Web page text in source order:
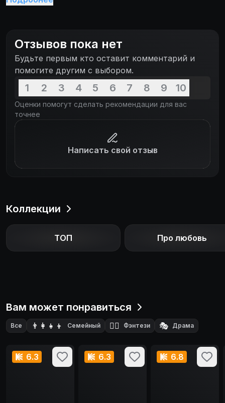
Отзывов пока нет
Будьте первым кто оставит комментарий и
помогите другим с выбором.
1 2 3 4 5 6 7 8 9 10
Оценки помогут сделать рекомендации для вас
точнее
Написать свой отзыв
Коллекции
ТОП Про любовь
Вам может понравиться
Все 👨‍👩‍👧‍👦 Семейный 🧙‍♂️ Фэнтези 🎭 Драма
6.3 6.3 6.8